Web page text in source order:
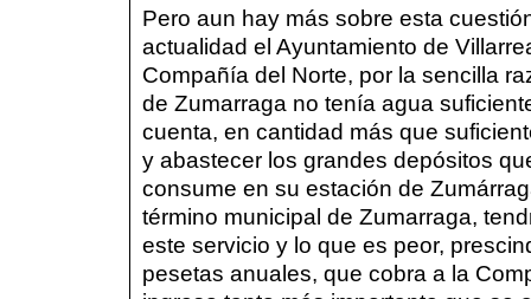
Pero aun hay más sobre esta
actualidad el Ayuntamiento de
Compañía del Norte, por la sencilla
de Zumarraga no tenía agua
cuenta, en cantidad más que
y abastecer los grandes depósitos
consume en su estación de
término municipal de Zumarraga,
este servicio y lo que es peor,
pesetas anuales, que cobra a la